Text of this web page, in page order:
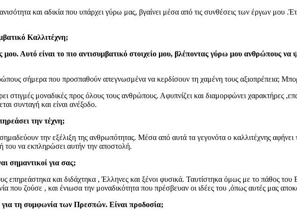
και αδικία που υπάρχει γύρω μας, βγαίνει μέσα από τις συνθέσεις των έργων
Καλλιτέχνη;
Αυτό είναι το πιο αντισυμβατικό στοιχείο μου, βλέποντας γύρω μου ανθρώπους
σήμερα που προσπαθούν απεγνωσμένα να κερδίσουν τη χαμένη τους αξιοπρέπεια;
στιγμές μοναδικές προς όλους τους ανθρώπους. Αφυπνίζει και διαμορφώνει χαρακτήρες
συνταγή και είναι ανέξοδο.
την τέχνη;
την εξέλιξη της ανθρωπότητας. Μέσα από αυτά τα γεγονότα ο καλλιτέχνης αφήνει
του να εκπληρώσει αυτήν την αποστολή.
σημαντικοί για σας;
επηρεάστηκα και διδάχτηκα , Έλληνες και ξένοι φυσικά. Ταυτίστηκα όμως με το πάθος
που ζούσε , και ένιωσα την μοναδικότητα που πρέσβευαν οι ιδέες του ,όπως αυτές μας
για τη συμφωνία των Πρεσπών. Είναι προδοσία;